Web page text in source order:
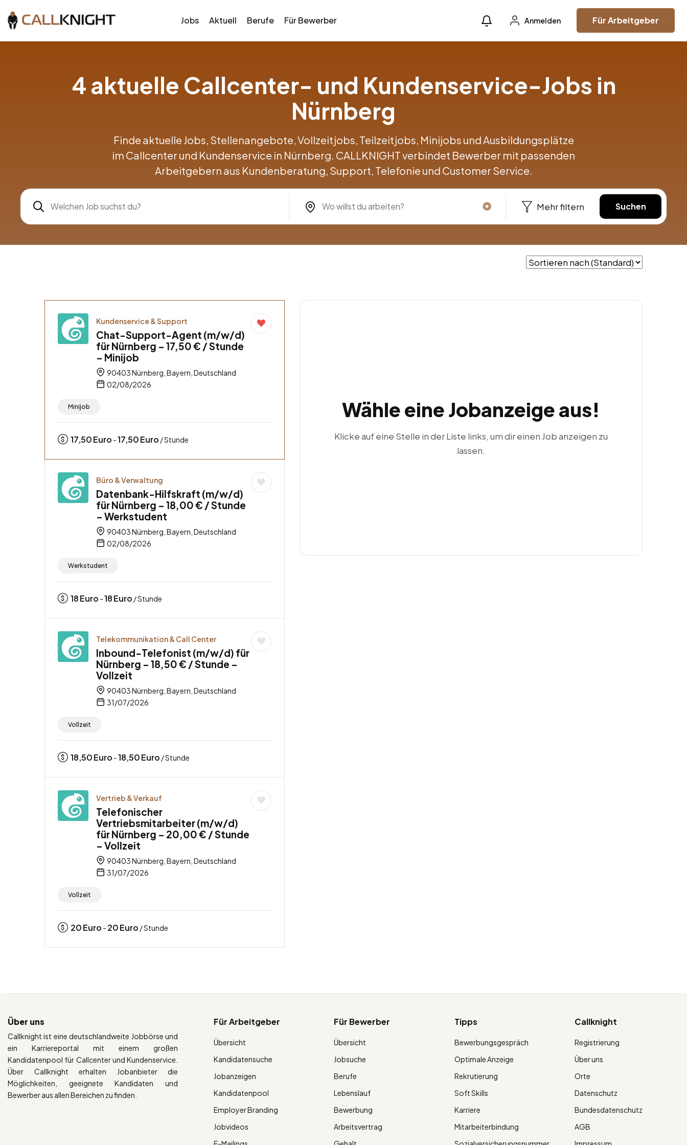
Jobs Aktuell Berufe Für Bewerber Anmelden Für Arbeitgeber
4 aktuelle Callcenter- und Kundenservice-Jobs in
Nürnberg
Finde aktuelle Jobs, Stellenangebote, Vollzeitjobs, Teilzeitjobs, Minijobs und Ausbildungsplätze
im Callcenter und Kundenservice in Nürnberg. CALLKNIGHT verbindet Bewerber mit passenden
Arbeitgebern aus Kundenberatung, Support, Telefonie und Customer Service.
Mehr filtern Suchen
Kundenservice & Support
Chat-Support-Agent (m/w/d)
für Nürnberg – 17,50 € / Stunde
– Minijob
90403 Nürnberg, Bayern, Deutschland
02/08/2026
Minijob
17,50Euro -17,50Euro / Stunde
Büro & Verwaltung
Datenbank-Hilfskraft (m/w/d)
für Nürnberg – 18,00 € / Stunde
– Werkstudent
90403 Nürnberg, Bayern, Deutschland
02/08/2026
Werkstudent
18Euro -18Euro / Stunde
Telekommunikation & Call Center
Inbound-Telefonist (m/w/d) für
Nürnberg – 18,50 € / Stunde –
Vollzeit
90403 Nürnberg, Bayern, Deutschland
31/07/2026
Vollzeit
18,50Euro -18,50Euro / Stunde
Vertrieb & Verkauf
Telefonischer
Vertriebsmitarbeiter (m/w/d)
für Nürnberg – 20,00 € / Stunde
– Vollzeit
90403 Nürnberg, Bayern, Deutschland
31/07/2026
Vollzeit
20Euro - 20Euro / Stunde
Wähle eine Jobanzeige aus!
Klicke auf eine Stelle in der Liste links, um dir einen Job anzeigen zu
lassen.
Über uns
Callknight ist eine deutschlandweite Jobbörse und
ein Karriereportal mit einem großen
Kandidatenpool für Callcenter und Kundenservice.
Über Callknight erhalten Jobanbieter die
Möglichkeiten, geeignete Kandidaten und
Bewerber aus allen Bereichen zu finden.
Für Arbeitgeber
Übersicht
Kandidatensuche
Jobanzeigen
Kandidatenpool
Employer Branding
Jobvideos
Für Bewerber
Übersicht
Jobsuche
Berufe
Lebenslauf
Bewerbung
Arbeitsvertrag
Tipps
Bewerbungsgespräch
Optimale Anzeige
Rekrutierung
Soft Skills
Karriere
Mitarbeiterbindung
Callknight
Registrierung
Über uns
Orte
Datenschutz
Bundesdatenschutz
AGB